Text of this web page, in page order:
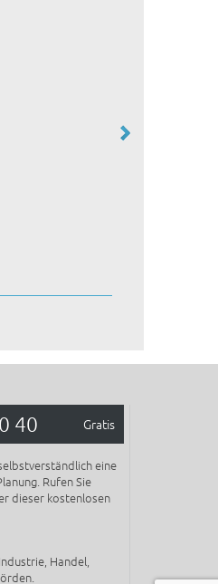
40 Gratis
eine
Rufen Sie
dieser kostenlosen
Handel,